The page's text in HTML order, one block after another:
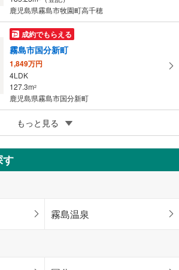
鹿児島県霧島市牧園町高千穂
成約でもらえる
霧島市国分新町
1,849万円
4LDK
127.3m2
鹿児島県霧島市国分新町
成約でもらえる
霧島市隼人町小田
1,898万円
124.61m （登記）
もっと見る
す
霧島温泉